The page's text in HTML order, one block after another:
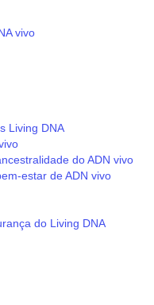
vivo
Living DNA
do ADN vivo
estar de ADN vivo
do Living DNA